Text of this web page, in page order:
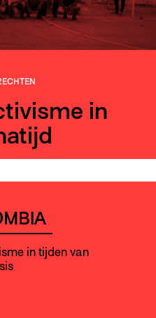
in
in tijden van